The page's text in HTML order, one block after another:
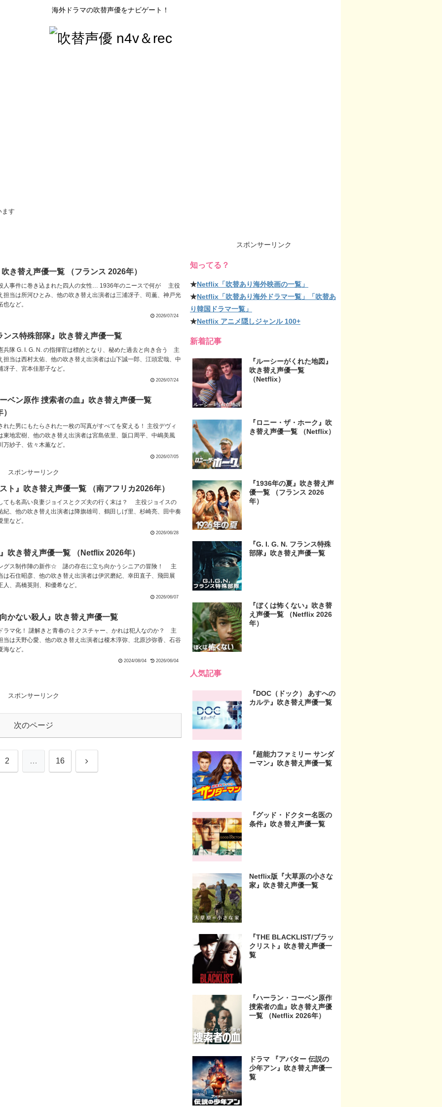
海外ドラマの吹替声優をナビゲート！
す
き替え声優一覧 （フランス 2026年）
人事件に巻き込まれた四人の女性… 1936年のニースで何が 主役
担当は所河ひとみ、他の吹き替え出演者は三浦冴子、司薫、神戸光
など。
2026/07/24
ンス特殊部隊』吹き替え声優一覧
兵隊 G. I. G. N. の指揮官は標的となり、秘めた過去と向き合う 主
担当は西村太佑、他の吹き替え出演者は山下誠一郎、江頭宏哉、中
子、宮本佳那子など。
2026/07/24
ベン原作 捜索者の血』吹き替え声優一覧
れた男にもたらされた一枚の写真がすべてを変える！ 主役デヴィ
東地宏樹、他の吹き替え出演者は宮島依里、阪口周平、中嶋美風
紗子、佐々木薫など。
2026/07/05
スポンサーリンク
ト』吹き替え声優一覧 （南アフリカ2026年）
ても名高い良妻ジョイスとクズ夫の行く末は？ 主役ジョイスの
紀、他の吹き替え出演者は降旗雄司、鶴田しげ里、杉崎亮、田中奏
など。
2026/06/28
吹き替え声優一覧 （Netflix 2026年）
グス制作陣の新作☆ 謎の存在に立ち向かうシニアの冒険！ 主
は石住昭彦、他の吹き替え出演者は伊沢磨紀、幸田直子、飛田展
、高橋英則、和優希など。
2026/06/07
かない殺人』吹き替え声優一覧
ラマ化！ 謎解きと青春のミクスチャー、かれは犯人なのか？ 主
当は天野心愛、他の吹き替え出演者は榎木淳弥、北原沙弥香、石谷
など。
2024/08/04 2026/06/04
スポンサーリンク
次のページ
2 … 16 次
スポンサーリンク
知ってる？
★Netflix「吹替あり海外映画の一覧」
★Netflix「吹替あり海外ドラマ一覧」「吹替あ
り韓国ドラマ一覧」
★Netflix アニメ隠しジャンル 100+
新着記事
『ルーシーがくれた地図』
吹き替え声優一覧
（Netflix）
『ロニー・ザ・ホーク』吹
き替え声優一覧 （Netflix）
『1936年の夏』吹き替え声
優一覧 （フランス 2026
年）
『G. I. G. N. フランス特殊
部隊』吹き替え声優一覧
『ぼくは怖くない』吹き替
え声優一覧 （Netflix 2026
年）
人気記事
『DOC（ドック） あすへの
カルテ』吹き替え声優一覧
『超能力ファミリー サンダ
ーマン』吹き替え声優一覧
『グッド・ドクター名医の
条件』吹き替え声優一覧
Netflix版『大草原の小さな
家』吹き替え声優一覧
『THE BLACKLIST/ブラッ
クリスト』吹き替え声優一
覧
『ハーラン・コーベン原作
捜索者の血』吹き替え声優
一覧 （Netflix 2026年）
ドラマ 『アバター 伝説の
少年アン』吹き替え声優一
覧